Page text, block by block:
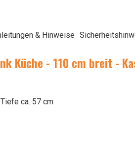
& Hinweise
- 110 cm breit -
ca. 57 cm